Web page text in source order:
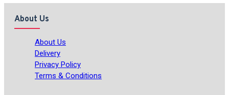
About Us
About Us
Delivery
Privacy Policy
Terms & Conditions